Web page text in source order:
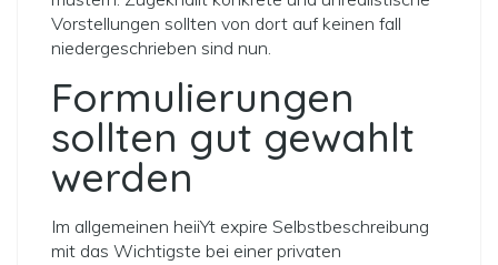
Vorstellungen sollten von dort auf keinen fall
niedergeschrieben sind nun.
Formulierungen
sollten gut gewahlt
werden
Im allgemeinen heiiYt expire Selbstbeschreibung
mit das Wichtigste bei einer privaten